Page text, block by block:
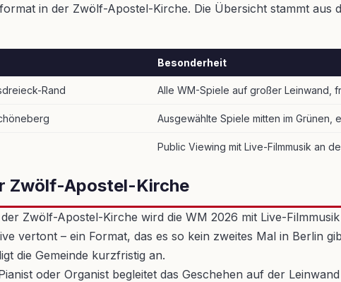
in der Zwölf-Apostel-Kirche. Die Übersicht stammt aus
Besonderheit
Rand Alle WM-Spiele auf großer Leinwand,
Ausgewählte Spiele mitten im Grünen,
Public Viewing mit Live-Filmmusik an
Zwölf-Apostel-Kirche
Zwölf-Apostel-Kirche wird die WM 2026 mit Live-
vertont – ein Format, das es so kein zweites Mal in Berlin
die Gemeinde kurzfristig an.
oder Organist begleitet das Geschehen auf der